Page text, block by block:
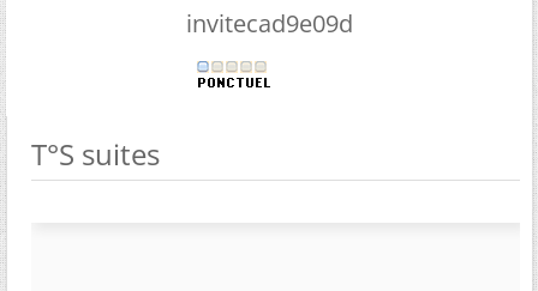
invitecad9e09d
T°S suites